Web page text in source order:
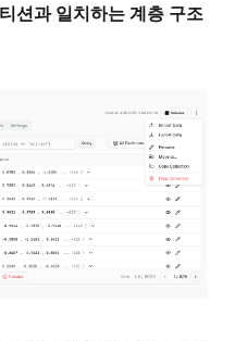
션과 일치하는 계층 구조